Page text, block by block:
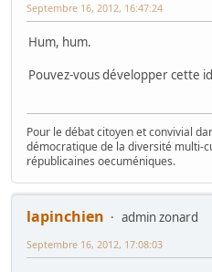
Septembre 16, 2012, 16:47:24
Hum, hum.
Pouvez-vous développer cette
Pour le débat citoyen et convivial
démocratique de la diversité multi-
républicaines oecuméniques.
lapinchien
admin zonard
Septembre 16, 2012, 17:08:03